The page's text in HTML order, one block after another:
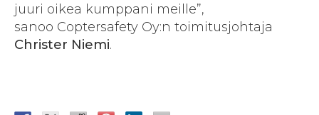
juuri oikea kumppani meille”,
sanoo Coptersafety Oy:n toimitusjohtaja
Christer Niemi.